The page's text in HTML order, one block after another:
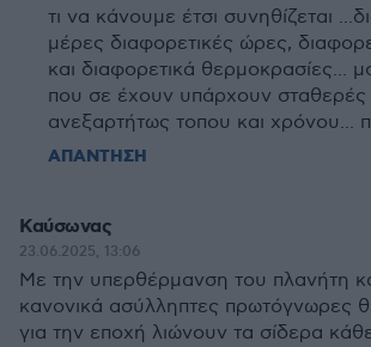
τι να κάνουμε έτσι συνηθίζεται
μέρες διαφορετικές ώρες,
και διαφορετικά θερμοκρασίες...
που σε έχουν υπάρχουν σταθερές
ανεξαρτήτως τοπου και χρόνου...
ΑΠΑΝΤΗΣΗ
Καύσωνας
23.06.2025, 13:06
Με την υπερθέρμανση του πλανήτη
κανονικά ασύλληπτες πρωτόγνωρες
για την εποχή λιώνουν τα σίδερα